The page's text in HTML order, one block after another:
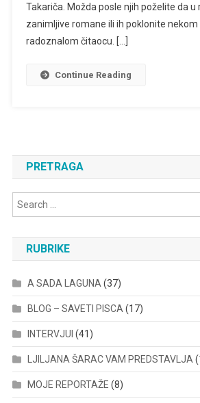
Takariča. Možda posle njih poželite da
zanimljive romane ili ih poklonite
radoznalom čitaocu. […]
Continue Reading
PRETRAGA
RUBRIKE
A SADA LAGUNA (37)
BLOG – SAVETI PISCA (17)
INTERVJUI (41)
LJILJANA ŠARAC VAM PREDSTAVLJA
MOJE REPORTAŽE (8)